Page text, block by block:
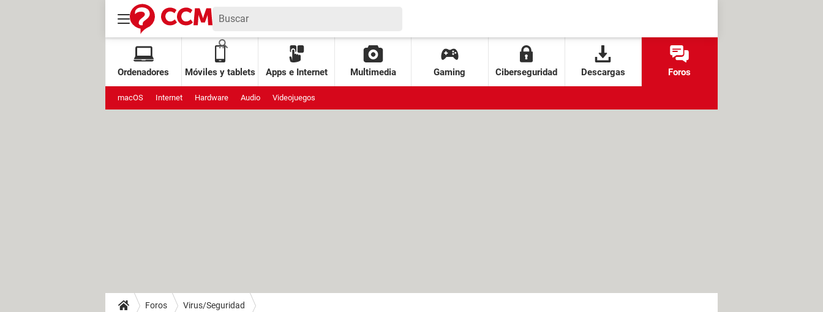
Ordenadores Móviles y tablets Apps e Internet Multimedia Gaming Ciberseguridad Descargas Foros
macOS Internet Hardware Audio Videojuegos
Foros Virus/Seguridad